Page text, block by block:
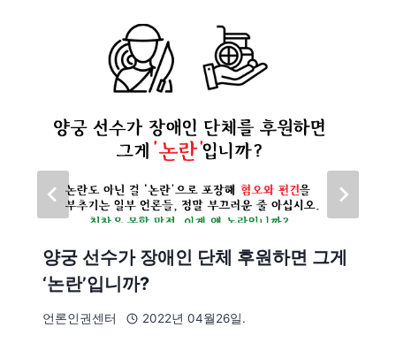
양궁 선수가 장애인 단체 후원하면 그게
‘논란’입니까?
언론인권센터 2022년 04월26일.